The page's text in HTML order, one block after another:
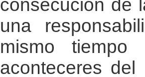
consecución de
una
mismo
aconteceres del